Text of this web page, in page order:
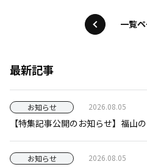
一覧
最新記事
お知らせ 2026.08.05
【特集記事公開のお知らせ】福山
お知らせ 2026.08.05